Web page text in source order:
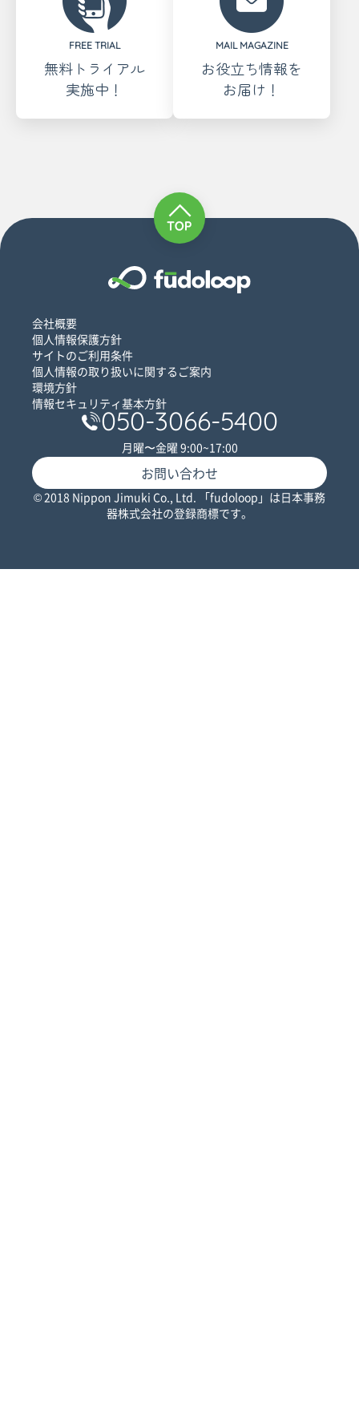
FREE TRIAL
無料トライアル
実施中！
MAIL MAGAZINE
お役立ち情報を
お届け！
会社概要
個人情報保護方針
サイトのご利用条件
個人情報の取り扱いに関するご案内
環境方針
情報セキュリティ基本方針
050-3066-5400
月曜〜金曜 9:00~17:00
お問い合わせ
© 2018 Nippon Jimuki Co., Ltd. 「fudoloop」は日本事務
器株式会社の登録商標です。